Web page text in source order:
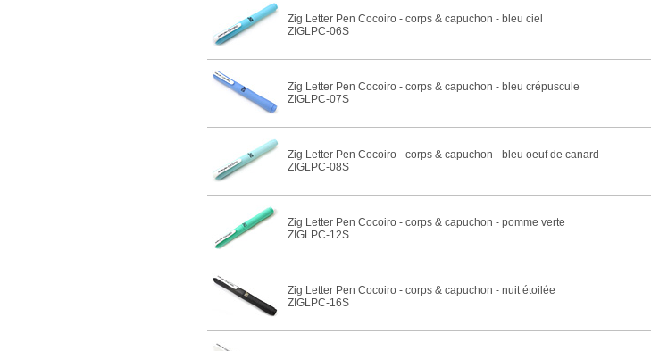
Zig Letter Pen Cocoiro - corps & capuchon - bleu ciel
ZIGLPC-06S
Zig Letter Pen Cocoiro - corps & capuchon - bleu crépuscule
ZIGLPC-07S
Zig Letter Pen Cocoiro - corps & capuchon - bleu oeuf de canard
ZIGLPC-08S
Zig Letter Pen Cocoiro - corps & capuchon - pomme verte
ZIGLPC-12S
Zig Letter Pen Cocoiro - corps & capuchon - nuit étoilée
ZIGLPC-16S